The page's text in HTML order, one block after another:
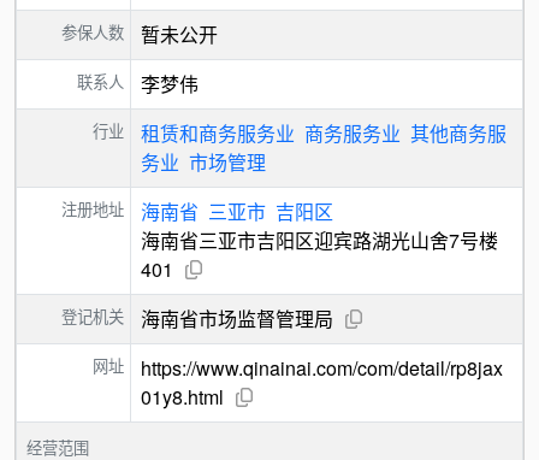
参保人数 暂未公开
联系人 李梦伟
行业 租赁和商务服务业 商务服务业 其他商务服
务业 市场管理
注册地址 海南省 三亚市 吉阳区
海南省三亚市吉阳区迎宾路湖光山舍7号楼
401
登记机关 海南省市场监督管理局
网址
https://www.qinainai.com/com/detail/rp8jax
01y8.html
经营范围